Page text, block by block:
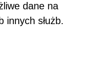
dane na
innych służb.